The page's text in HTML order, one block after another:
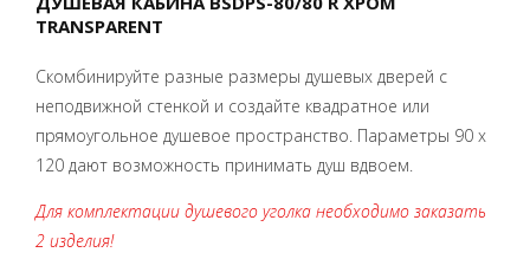
TRANSPARENT
Скомбинируйте разные размеры душевых дверей с
неподвижной стенкой и создайте квадратное или
прямоугольное душевое пространство. Параметры 90 x
120 дают возможность принимать душ вдвоем.
Для комплектации душевого уголка необходимо заказать
2 изделия!